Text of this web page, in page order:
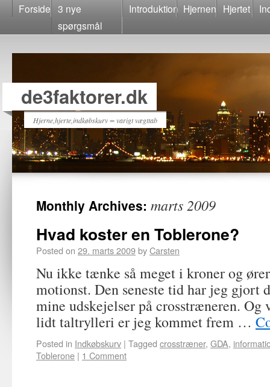
Forside 3 nye
spørgsmål
Introduktion Hjernen Hjertet
de3faktorer.dk
Hjerne,hjerte,indkøbskurv = varigt vægttab
Monthly Archives: marts 2009
Hvad koster en Toblerone?
Posted on 29. marts 2009byCarsten
Nu ikke tænke så meget i kroner og
motionst. Den seneste tid har jeg gjort
mine udskejelser på crosstræneren.
lidt taltrylleri er jeg kommet frem …
Posted in Indkøbskurv | Tagged crosstræner, GDA,
Toblerone | 1 Comment